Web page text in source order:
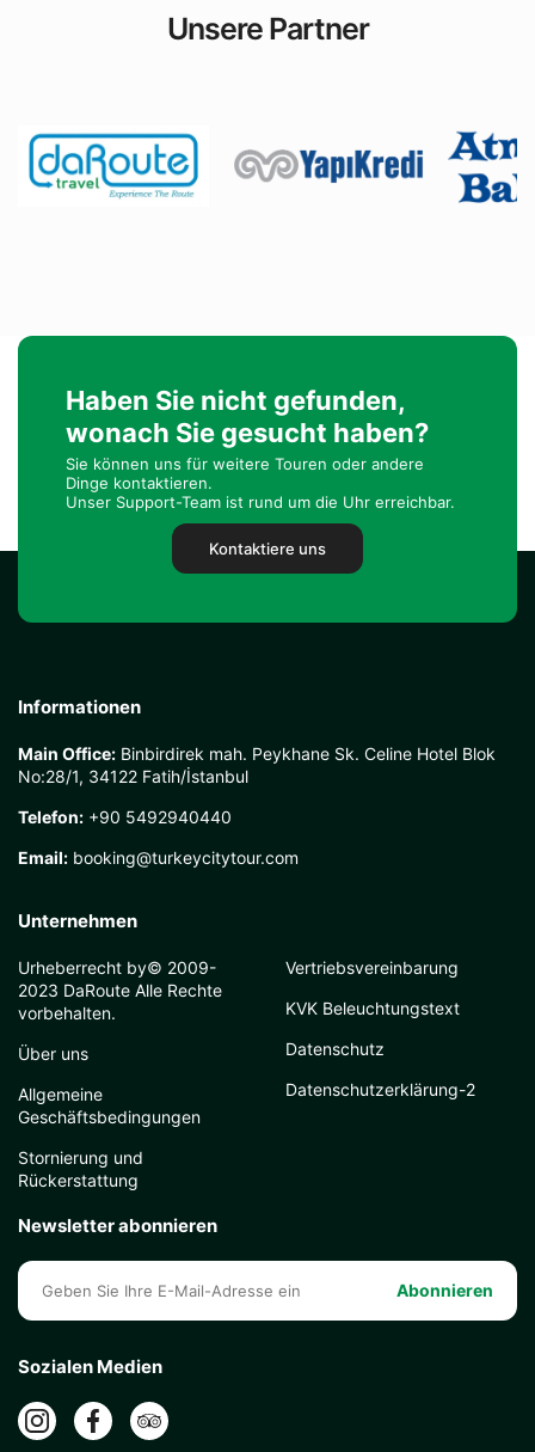
Unsere Partner
Haben Sie nicht gefunden,
wonach Sie gesucht haben?
Sie können uns für weitere Touren oder andere
Dinge kontaktieren.
Unser Support-Team ist rund um die Uhr erreichbar.
Kontaktiere uns
Informationen
Main Office: Binbirdirek mah. Peykhane Sk. Celine Hotel Blok
No:28/1, 34122 Fatih/İstanbul
Telefon: +90 5492940440
Email: booking@turkeycitytour.com
Unternehmen
Urheberrecht by© 2009-
2023 DaRoute Alle Rechte
vorbehalten.
Über uns
Allgemeine
Geschäftsbedingungen
Stornierung und
Rückerstattung
Vertriebsvereinbarung
KVK Beleuchtungstext
Datenschutz
Datenschutzerklärung-2
Newsletter abonnieren
Abonnieren
Sozialen Medien